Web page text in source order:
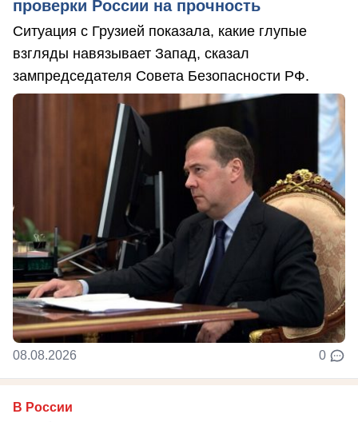
проверки России на прочность
Ситуация с Грузией показала, какие глупые
взгляды навязывает Запад, сказал
зампредседателя Совета Безопасности РФ.
08.08.2026 0
В России